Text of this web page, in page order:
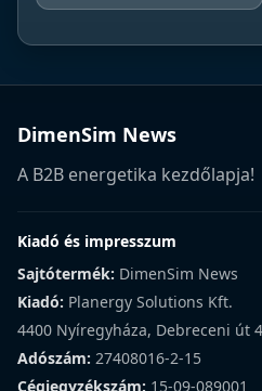
DimenSim News
A B2B energetika kezdőlapja!
Kiadó és impresszum
Sajtótermék: DimenSim News
Kiadó: Planergy Solutions Kft.
4400 Nyíregyháza, Debreceni út
Adószám: 27408016-2-15
Cégjegyzékszám: 15-09-089001